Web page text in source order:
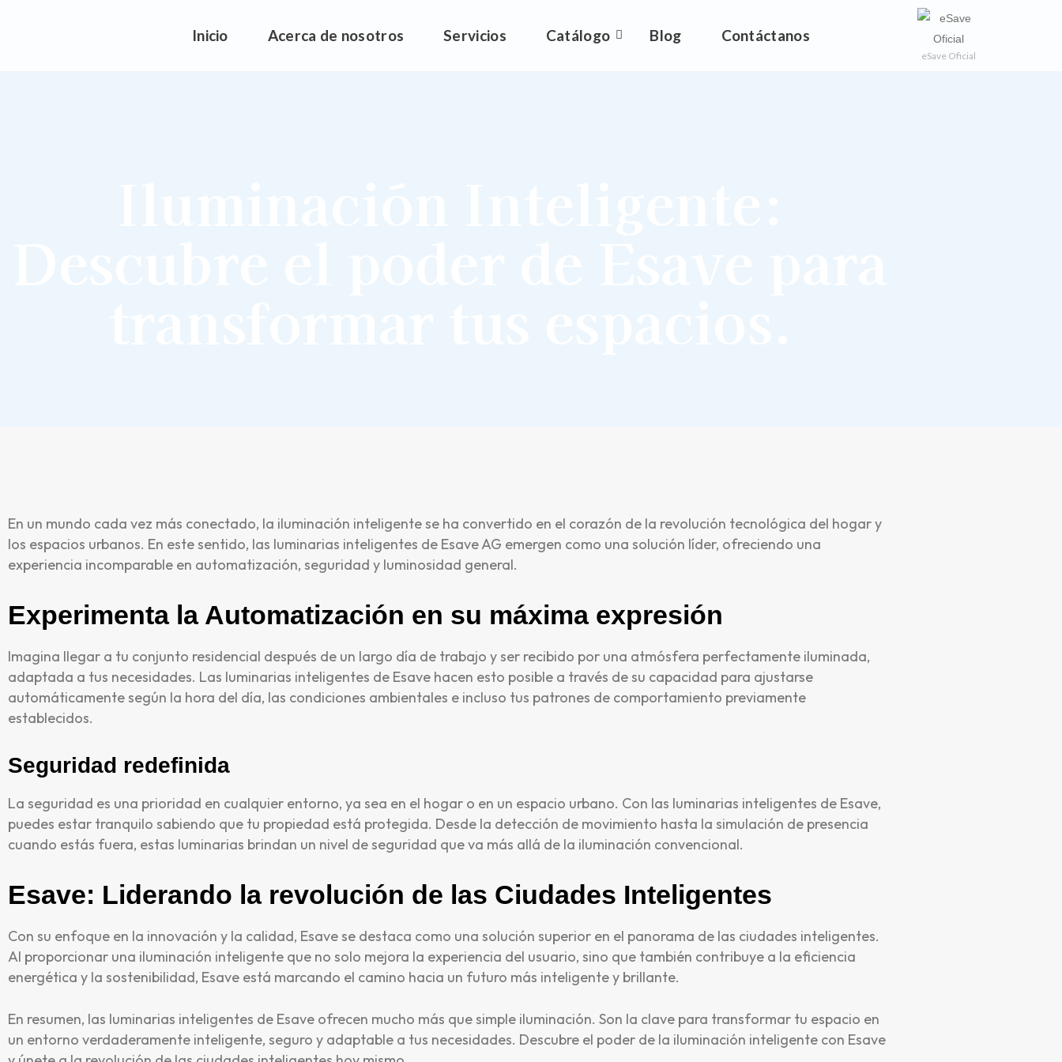
Inicio Acerca de nosotros Servicios Catálogo Blog Contáctanos
eSave Oficial
En un mundo cada vez más conectado, la iluminación inteligente se ha convertido en el corazón de la revolución tecnológica del hogar y
los espacios urbanos. En este sentido, las luminarias inteligentes de Esave AG emergen como una solución líder, ofreciendo una
experiencia incomparable en automatización, seguridad y luminosidad general.
Experimenta la Automatización en su máxima expresión
Imagina llegar a tu conjunto residencial después de un largo día de trabajo y ser recibido por una atmósfera perfectamente iluminada,
adaptada a tus necesidades. Las luminarias inteligentes de Esave hacen esto posible a través de su capacidad para ajustarse
automáticamente según la hora del día, las condiciones ambientales e incluso tus patrones de comportamiento previamente
establecidos.
Seguridad redefinida
La seguridad es una prioridad en cualquier entorno, ya sea en el hogar o en un espacio urbano. Con las luminarias inteligentes de Esave,
puedes estar tranquilo sabiendo que tu propiedad está protegida. Desde la detección de movimiento hasta la simulación de presencia
cuando estás fuera, estas luminarias brindan un nivel de seguridad que va más allá de la iluminación convencional.
Esave: Liderando la revolución de las Ciudades Inteligentes
Con su enfoque en la innovación y la calidad, Esave se destaca como una solución superior en el panorama de las ciudades inteligentes.
Al proporcionar una iluminación inteligente que no solo mejora la experiencia del usuario, sino que también contribuye a la eficiencia
energética y la sostenibilidad, Esave está marcando el camino hacia un futuro más inteligente y brillante.
En resumen, las luminarias inteligentes de Esave ofrecen mucho más que simple iluminación. Son la clave para transformar tu espacio en
un entorno verdaderamente inteligente, seguro y adaptable a tus necesidades. Descubre el poder de la iluminación inteligente con Esave